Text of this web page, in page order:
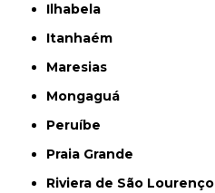
Ilhabela
Itanhaém
Maresias
Mongaguá
Peruíbe
Praia Grande
Riviera de São Lourenço